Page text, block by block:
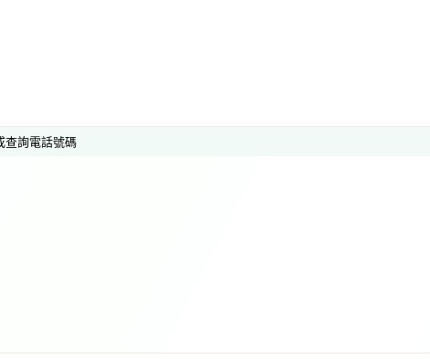
查詢電話號碼